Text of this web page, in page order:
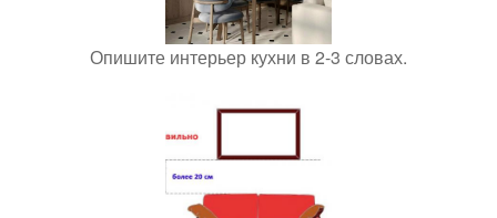
Опишите интерьер кухни в 2-3 словах.